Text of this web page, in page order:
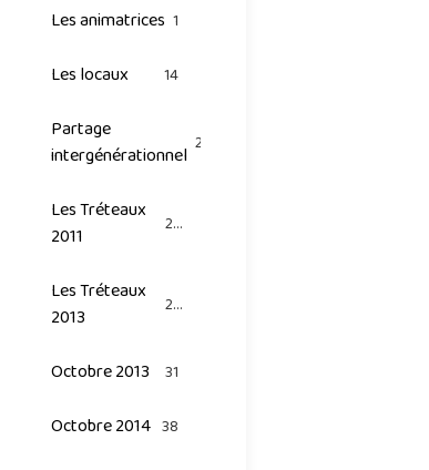
Les animatrices 1
Les locaux 14
Partage
intergénérationnel 20
Les Tréteaux
2011
25
Les Tréteaux
2013
26
Octobre 2013 31
Octobre 2014 38